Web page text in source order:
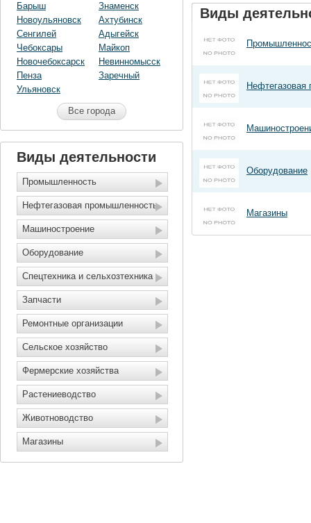
Барыш
Новоульяновск
Сенгилей
Чебоксары
Новочебоксарск
Пенза
Ульяновск
Знаменск
Ахтубинск
Адыгейск
Майкоп
Невинномысск
Заречный
Все города
Виды деятельности
Промышленность
Нефтегазовая промышленность
Машиностроение
Оборудование
Спецтехника и сельхозтехника
Запчасти
Ремонтные организации
Сельское хозяйство
Фермерские хозяйства
Растениеводство
Животноводство
Магазины
Виды
Оборудование
Магазины